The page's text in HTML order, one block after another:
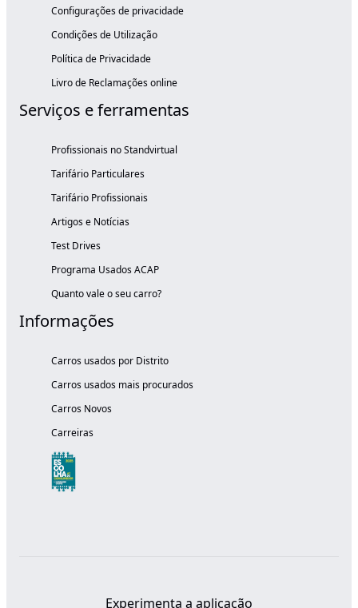
Configurações de privacidade
Condições de Utilização
Política de Privacidade
Livro de Reclamações online
Serviços e ferramentas
Profissionais no Standvirtual
Tarifário Particulares
Tarifário Profissionais
Artigos e Notícias
Test Drives
Programa Usados ACAP
Quanto vale o seu carro?
Informações
Carros usados por Distrito
Carros usados mais procurados
Carros Novos
Carreiras
Experimenta a aplicação